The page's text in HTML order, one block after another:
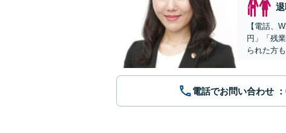
【電話、
円」「残
られた方も
電話でお問い合わせ